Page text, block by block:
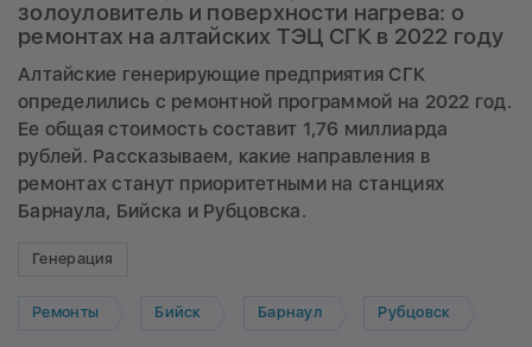
золоуловитель и поверхности нагрева: о
ремонтах на алтайских ТЭЦ СГК в 2022 году
Алтайские генерирующие предприятия СГК
определились с ремонтной программой на 2022 год.
Ее общая стоимость составит 1,76 миллиарда
рублей. Рассказываем, какие направления в
ремонтах станут приоритетными на станциях
Барнаула, Бийска и Рубцовска.
Генерация
Ремонты Бийск Барнаул Рубцовск